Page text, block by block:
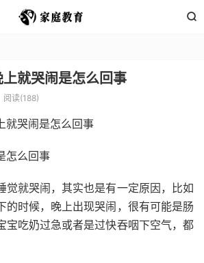

就哭闹是怎么回事
阅读(188)
怎么回事
觉就哭闹，其实也是有一定原因，比如
的时候，晚上出现哭闹，很有可能是肠
宝吃奶过急或者是过快吞咽下空气，都